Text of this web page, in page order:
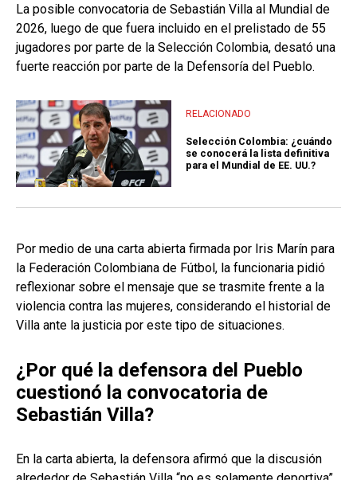
La posible convocatoria de Sebastián Villa al Mundial de
2026, luego de que fuera incluido en el prelistado de 55
jugadores por parte de la Selección Colombia, desató una
fuerte reacción por parte de la Defensoría del Pueblo.
RELACIONADO
Selección Colombia: ¿cuándo
se conocerá la lista definitiva
para el Mundial de EE. UU.?
Por medio de una carta abierta firmada por Iris Marín para
la Federación Colombiana de Fútbol, la funcionaria pidió
reflexionar sobre el mensaje que se trasmite frente a la
violencia contra las mujeres, considerando el historial de
Villa ante la justicia por este tipo de situaciones.
¿Por qué la defensora del Pueblo
cuestionó la convocatoria de
Sebastián Villa?
En la carta abierta, la defensora afirmó que la discusión